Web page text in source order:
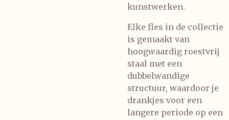
kunstwerken.
Elke fles in de collectie
is gemaakt van
hoogwaardig roestvrij
staal met een
dubbelwandige
structuur, waardoor je
drankjes voor een
langere periode op een